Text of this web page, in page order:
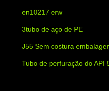
en10217 erw
3tubo de aço de PE
J55 Sem costura
Tubo de perfuração do API